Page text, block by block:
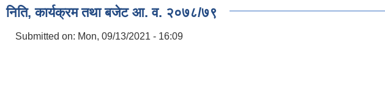
निति, कार्यक्रम तथा बजेट आ. व. २०७८/७९
Submitted on: Mon, 09/13/2021 - 16:09